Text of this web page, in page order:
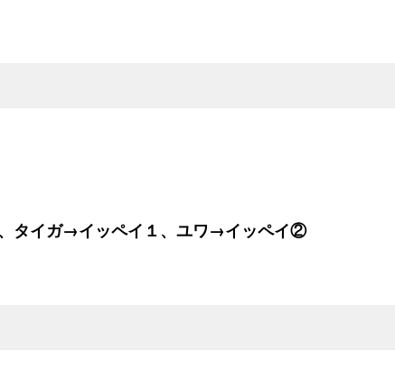
イガ→イッペイ１、ユワ→イッペイ②